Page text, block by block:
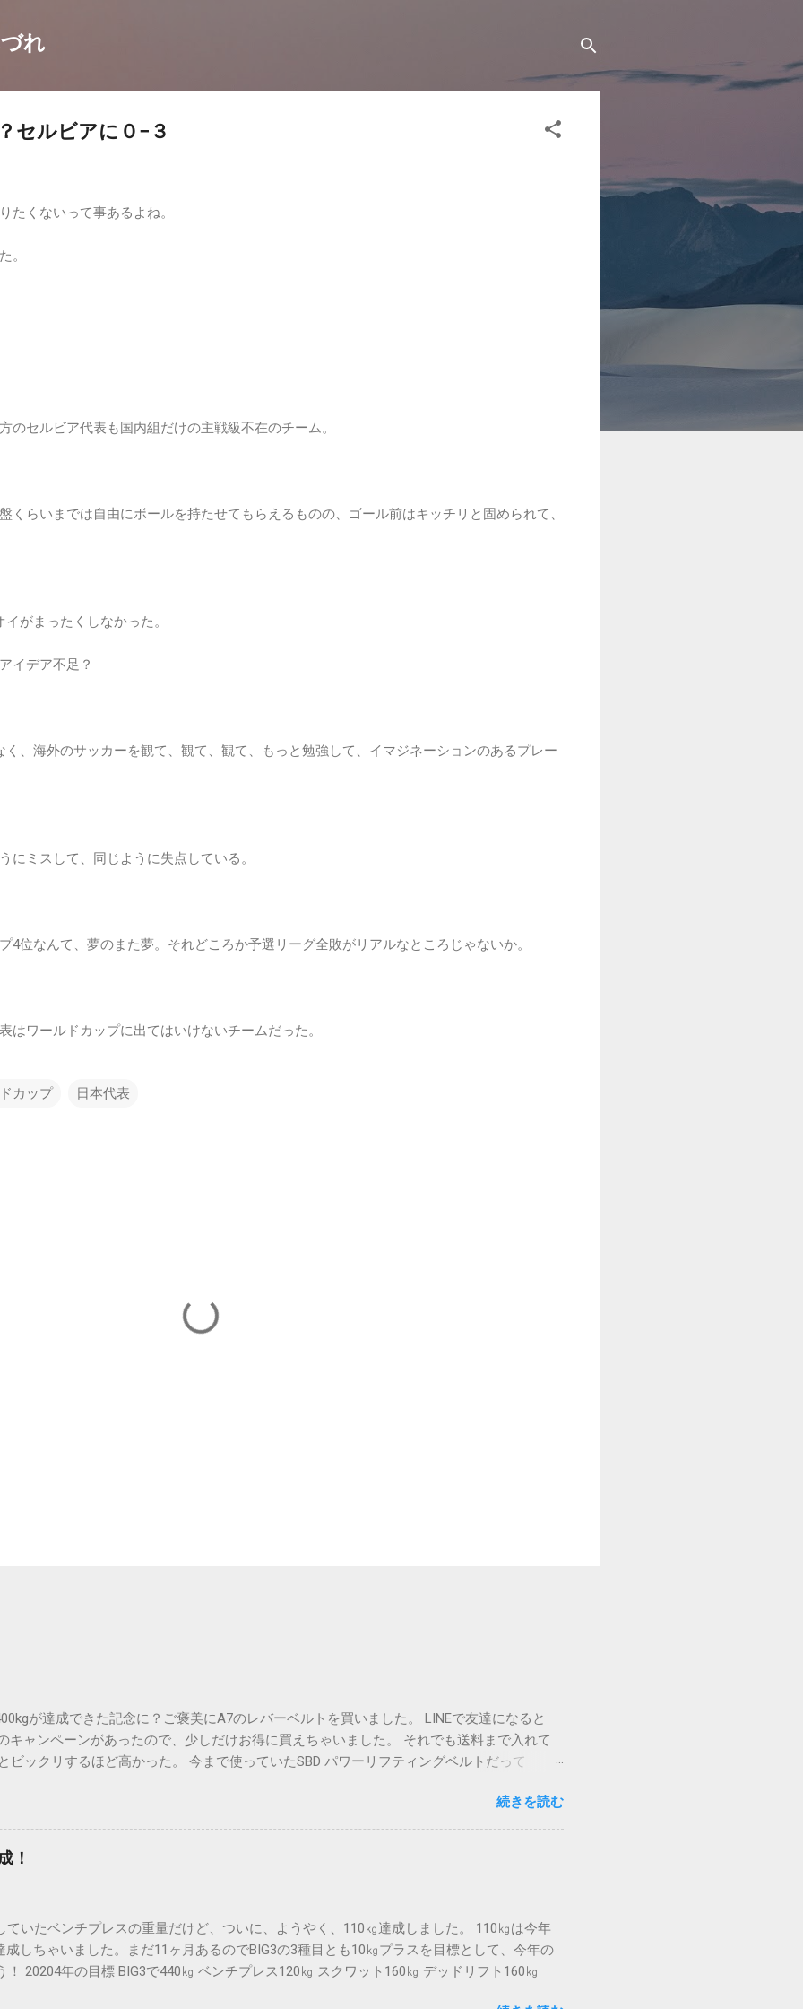
れ
セルビアに０−３
たくないって事あるよね。
。
のセルビア代表も国内組だけの主戦級不在のチーム。
くらいまでは自由にボールを持たせてもらえるものの、ゴール前はキッチリと固められて、
がまったくしなかった。
イデア不足？
、海外のサッカーを観て、観て、観て、もっと勉強して、イマジネーションのあるプレー
にミスして、同じように失点している。
4位なんて、夢のまた夢。それどころか予選リーグ全敗がリアルなところじゃないか。
はワールドカップに出てはいけないチームだった。
カップ 日本代表
が達成できた記念に？ご褒美にA7のレバーベルトを買いました。 LINEで友達になると
キャンペーンがあったので、少しだけお得に買えちゃいました。 それでも送料まで入れて
ビックリするほど高かった。 今まで使っていたSBD パワーリフティングベルトだって
消し銀色でA7のロゴがはいり、カッコイイ！ これでモチベーションが上がって、記録も上
ば安い買い物だわ。 頑張ってトレーニングしよう！！
続きを読む
！
ていたベンチプレスの重量だけど、ついに、ようやく、110㎏達成しました。 110㎏は今年
しちゃいました。まだ11ヶ月あるのでBIG3の3種目とも10㎏プラスを目標として、今年の
！ 20204年の目標 BIG3で440㎏ ベンチプレス120㎏ スクワット160㎏ デッドリフト160㎏